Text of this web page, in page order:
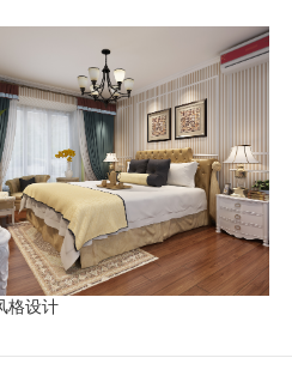
格设计